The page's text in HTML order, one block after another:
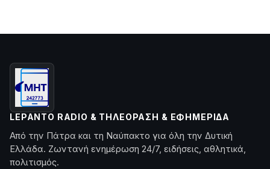
LEPANTO RADIO & ΤΗΛΕΌΡΑΣΗ & ΕΦΗΜΕΡΊΔΑ
Από την Πάτρα και τη Ναύπακτο για όλη την Δυτική
Ελλάδα. Ζωντανή ενημέρωση 24/7, ειδήσεις, αθλητικά,
πολιτισμός.